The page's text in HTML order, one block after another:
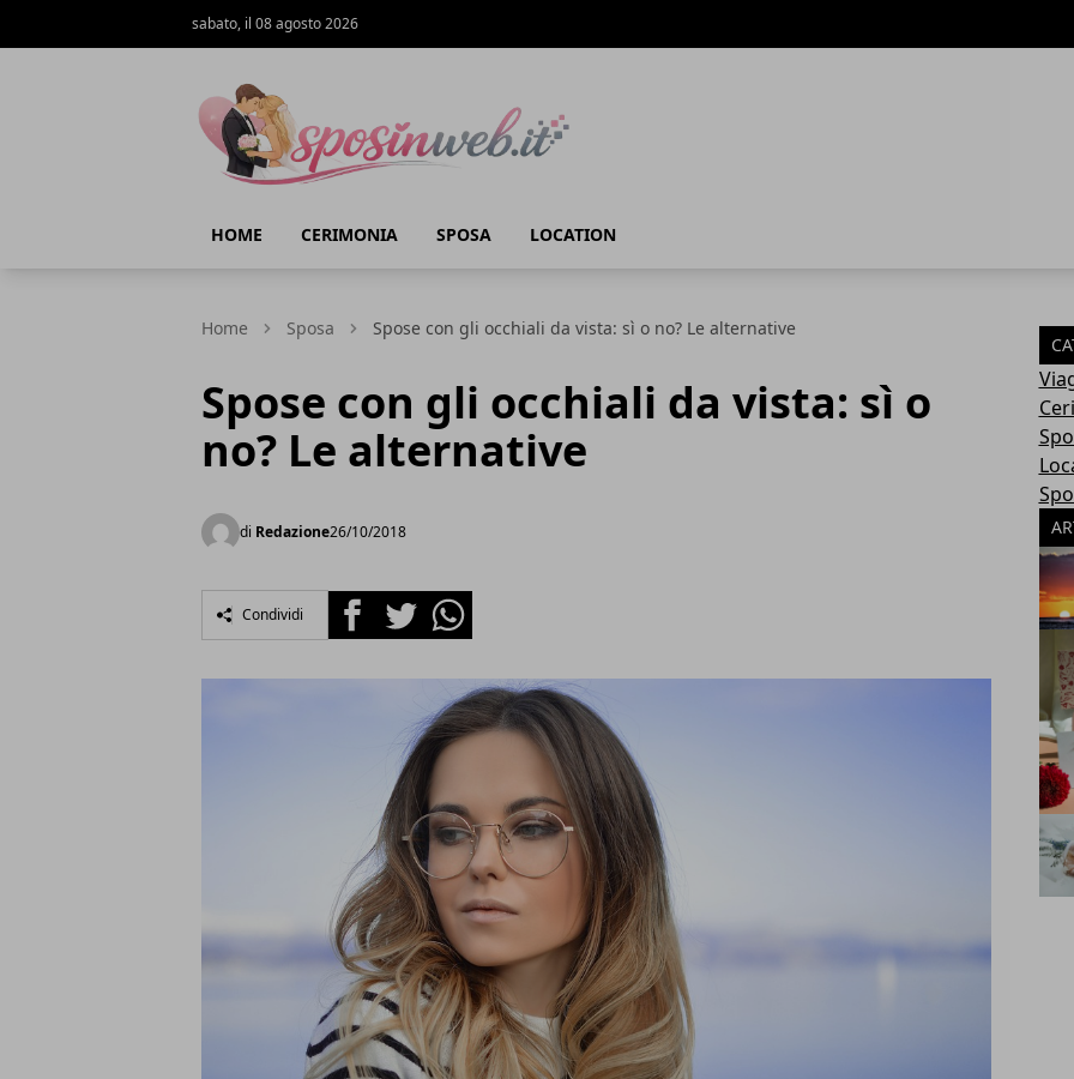
sabato, il 08 agosto 2026
HOME CERIMONIA SPOSA LOCATION
Home Sposa Spose con gli occhiali da vista: sì o no? Le alternative
Spose con gli occhiali da vista: sì o
no? Le alternative
di Redazione26/10/2018
Condividi FacebookTwitterWhatsapp